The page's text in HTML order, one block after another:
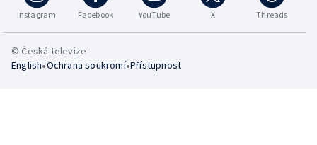
Instagram Facebook YouTube X Threads
© Česká televize
English•Ochrana soukromí•Přístupnost